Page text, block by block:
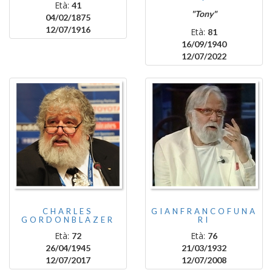
Età: 41
04/02/1875
12/07/1916
"Tony"
Età: 81
16/09/1940
12/07/2022
CHARLES
GORDONBLAZER
Età: 72
26/04/1945
12/07/2017
GIANFRANCOFUNA
RI
Età: 76
21/03/1932
12/07/2008